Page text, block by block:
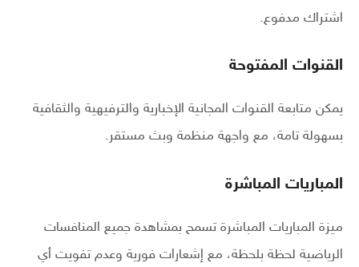
اشتراك مدفوع.
القنوات المفتوحة
يمكن متابعة القنوات المجانية الإخبارية والترفيهية والثقافية
بسهولة تامة، مع واجهة منظمة وبث مستقر.
المباريات المباشرة
ميزة المباريات المباشرة تسمح بمشاهدة جميع المنافسات
الرياضية لحظة بلحظة، مع إشعارات فورية وعدم تفويت أي